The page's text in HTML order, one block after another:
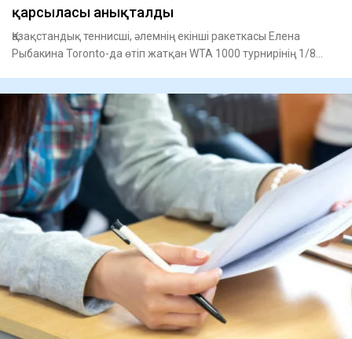
қарсыласы анықталды
Қазақстандық теннисші, әлемнің екінші ракеткасы Елена
Рыбакина Toronto-да өтіп жатқан WTA 1000 турнирінің 1/8